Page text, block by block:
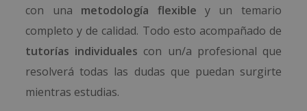
con una metodología flexible y un temario
completo y de calidad. Todo esto acompañado de
tutorías individuales con un/a profesional que
resolverá todas las dudas que puedan surgirte
mientras estudias.